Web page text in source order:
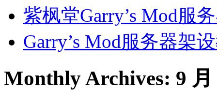
紫枫堂Garry’s Mod服
Garry’s Mod服务器架
Monthly Archives: 9 月